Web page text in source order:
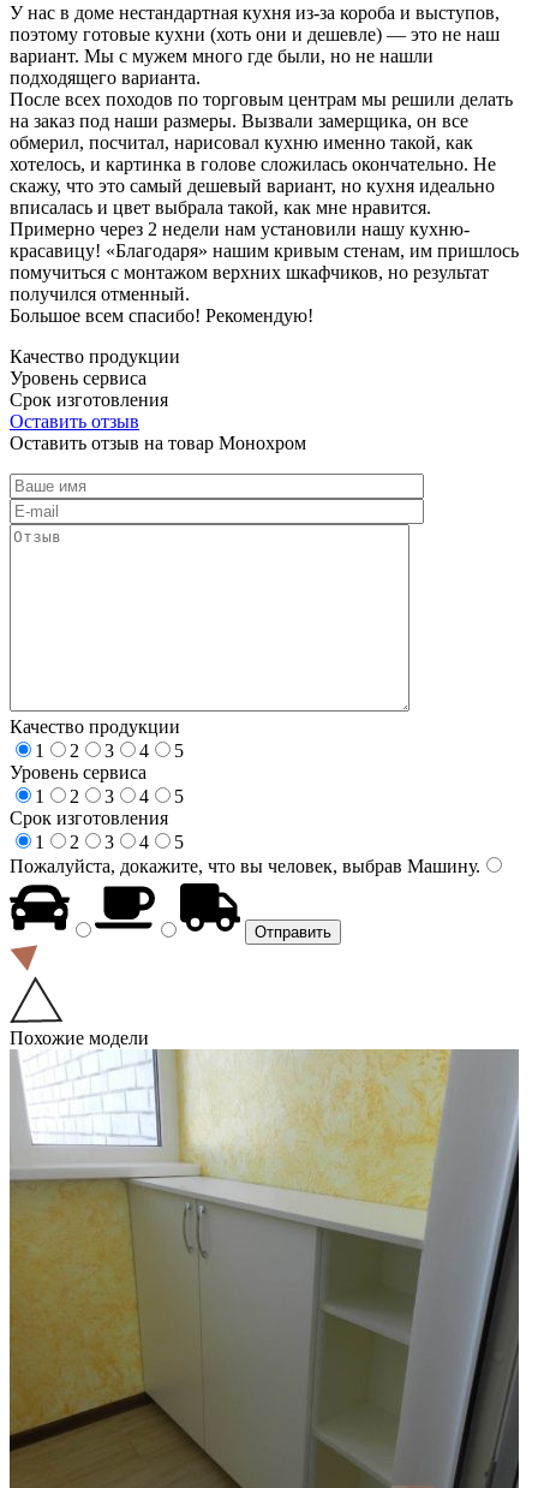
У нас в доме нестандартная кухня из-за короба и выступов,
поэтому готовые кухни (хоть они и дешевле) — это не наш
вариант. Мы с мужем много где были, но не нашли
подходящего варианта.
После всех походов по торговым центрам мы решили делать
на заказ под наши размеры. Вызвали замерщика, он все
обмерил, посчитал, нарисовал кухню именно такой, как
хотелось, и картинка в голове сложилась окончательно. Не
скажу, что это самый дешевый вариант, но кухня идеально
вписалась и цвет выбрала такой, как мне нравится.
Примерно через 2 недели нам установили нашу кухню-
красавицу! «Благодаря» нашим кривым стенам, им пришлось
помучиться с монтажом верхних шкафчиков, но результат
получился отменный.
Большое всем спасибо! Рекомендую!
Качество продукции
Уровень сервиса
Срок изготовления
Оставить отзыв
Оставить отзыв на товар Монохром
Качество продукции
1
2 3 4
5
Уровень сервиса
1
2 3 4
5
Срок изготовления
1
2 3 4
5
Пожалуйста, докажите, что вы человек, выбрав Машину.
Похожие модели